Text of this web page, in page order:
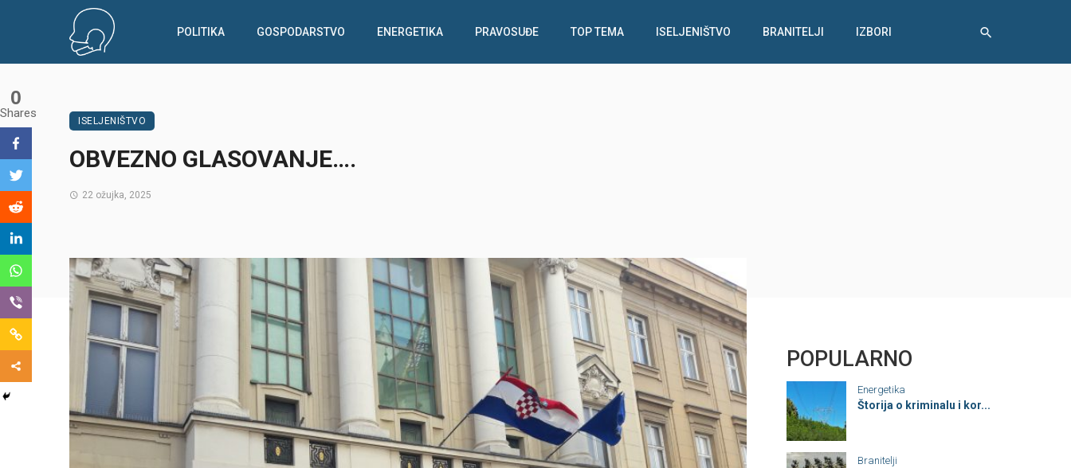
POLITIKA GOSPODARSTVO ENERGETIKA PRAVOSUĐE TOP TEMA ISELJENIŠTVO BRANITELJI IZBORI
ISELJENIŠTVO
OBVEZNO GLASOVANJE….
22 ožujka, 2025
0
Shares
POPULARNO
Energetika
Štorija o kriminalu i kor...
Branitelji